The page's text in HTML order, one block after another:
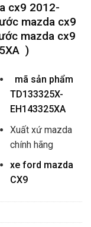
cx9 2012-
mazda cx9
mazda cx9
)
mã sản phẩm
TD133325X-
EH143325XA
Xuất xứ mazda
chính hãng
xe ford mazda
CX9